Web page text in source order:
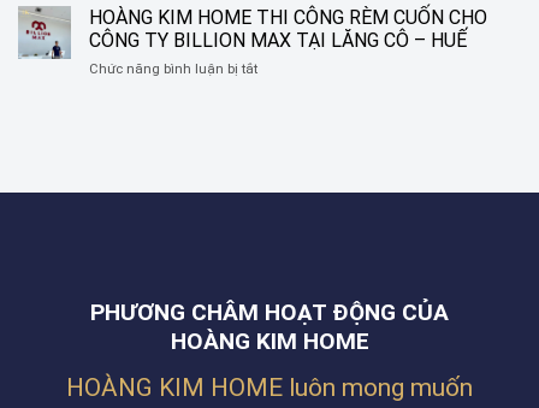
SẮC,
LIÊN
ĐÀ
–
BIẾN
Ô
CỬA
THUẬT
KIM
HOME
THI
CÔNG
NHÀ
PHƯỚC
NGUYÊN,
KHÊ,
ĐÀ
HOÀNG KIM HOME THI CÔNG RÈM CUỐN CHO
CÔNG TY BILLION MAX TẠI LĂNG CÔ – HUẾ
Chức năng bình luận bị tắtở
RÈM
MAX
TẠI
LĂNG
CÔ
–
PHƯƠNG CHÂM HOẠT ĐỘNG CỦA
HOÀNG KIM HOME
HOÀNG KIM HOME luôn mong muốn